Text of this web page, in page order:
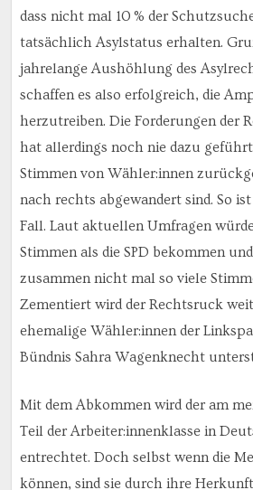
dass nicht mal 10 % der
tatsächlich Asylstatus erhalten.
jahrelange Aushöhlung des
schaffen es also erfolgreich, die
herzutreiben. Die Forderungen der
hat allerdings noch nie dazu
Stimmen von Wähler:innen
nach rechts abgewandert sind. So
Fall. Laut aktuellen Umfragen
Stimmen als die SPD bekommen
zusammen nicht mal so viele
Zementiert wird der Rechtsruck
ehemalige Wähler:innen der
Bündnis Sahra Wagenknecht
Mit dem Abkommen wird der am
Teil der Arbeiter:innenklasse in
entrechtet. Doch selbst wenn die
können, sind sie durch ihre